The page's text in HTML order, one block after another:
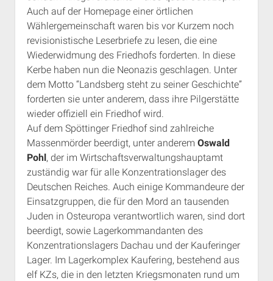
Auch auf der Homepage einer örtlichen
Wählergemeinschaft waren bis vor Kurzem noch
revisionistische Leserbriefe zu lesen, die eine
Wiederwidmung des Friedhofs forderten. In diese
Kerbe haben nun die Neonazis geschlagen. Unter
dem Motto “Landsberg steht zu seiner Geschichte”
forderten sie unter anderem, dass ihre Pilgerstätte
wieder offiziell ein Friedhof wird.
Auf dem Spöttinger Friedhof sind zahlreiche
Massenmörder beerdigt, unter anderem Oswald
Pohl, der im Wirtschaftsverwaltungshauptamt
zuständig war für alle Konzentrationslager des
Deutschen Reiches. Auch einige Kommandeure der
Einsatzgruppen, die für den Mord an tausenden
Juden in Osteuropa verantwortlich waren, sind dort
beerdigt, sowie Lagerkommandanten des
Konzentrationslagers Dachau und der Kauferinger
Lager. Im Lagerkomplex Kaufering, bestehend aus
elf KZs, die in den letzten Kriegsmonaten rund um